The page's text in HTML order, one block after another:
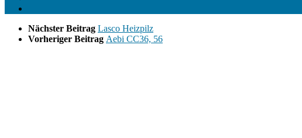
Nächster Beitrag Lasco Heizpilz
Vorheriger Beitrag Aebi CC36, 56